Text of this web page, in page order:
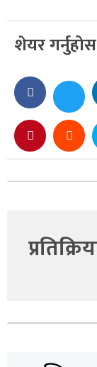
शेयर